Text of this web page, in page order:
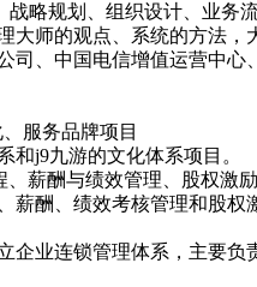
战略规划、组织设计、业务
大师的观点、系统的方法
司、中国电信增值运营中
服务品牌项目
和j9九游的文化体系项目。
薪酬与绩效管理、股权激
薪酬、绩效考核管理和股权
企业连锁管理体系，主要负